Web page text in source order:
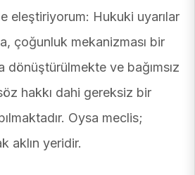
eleştiriyorum: Hukuki uyarılar
çoğunluk mekanizması bir
dönüştürülmekte ve bağımsız
hakkı dahi gereksiz bir
Oysa meclis;
aklın yeridir.